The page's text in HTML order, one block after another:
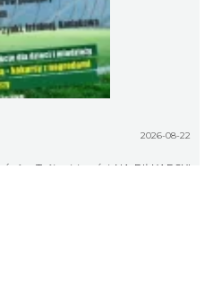
Kultury w
Obowiązują
Liczba miejsc jest
wcześniejszych zapisów.
2026-08-22